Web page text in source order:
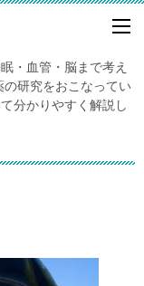
・血管・脳まで考え
研究をおこなってい
分かりやすく解説し